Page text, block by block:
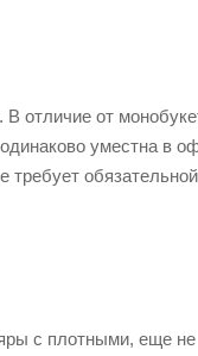
отличие от
уместна в
требует
с плотными, еще не